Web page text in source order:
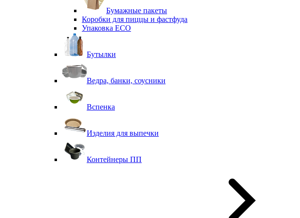
Бумажные пакеты
Коробки для пиццы и фастфуда
Упаковка ECO
Бутылки
Ведра, банки, соусники
Вспенка
Изделия для выпечки
Контейнеры ПП